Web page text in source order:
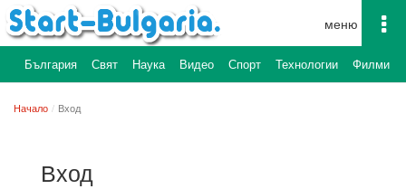
България Свят Наука Видео Спорт Технологии Филми
Начало Вход
Вход